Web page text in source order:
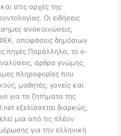
στις αρχές της
Οι ειδήσεις
ανακοινώσεις,
αποφάσεις δημόσιων
πηγές.Παράλληλα, το e-
άρθρα γνώμης,
πληροφορίες που
μαθητές, γονείς και
για τα ζητήματα της
εξελίσσεται διαρκώς,
μία από τις πλέον
για την ελληνική